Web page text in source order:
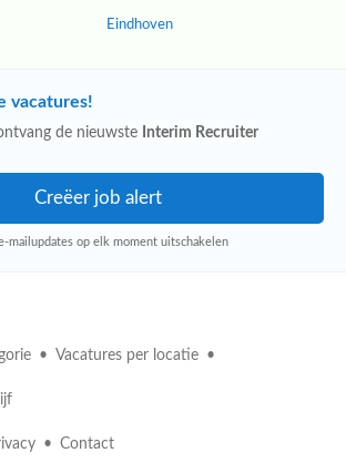
Eindhoven
vacatures!
de nieuwste
Interim Recruiter
mailupdates op elk moment uitschakelen
Vacatures per locatie
Contact